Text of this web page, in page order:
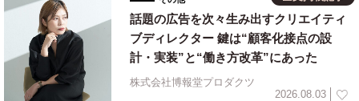
話題の広告を次々生み出すクリエイティ
ブディレクター 鍵は“顧客化接点の設
計・実装”と“働き方改革”にあった
株式会社博報堂プロダクツ
2026.08.03